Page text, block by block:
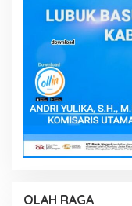
OLAH RAGA